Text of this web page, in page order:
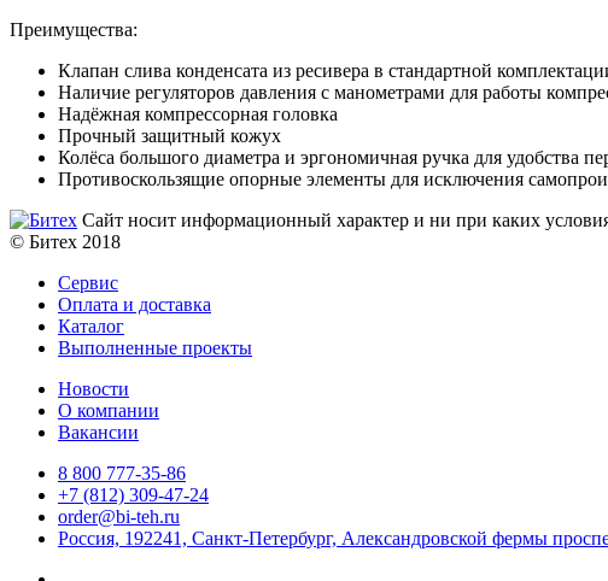
Преимущества:
Клапан слива конденсата из ресивера в стандартной
Наличие регуляторов давления с манометрами для работы
Надёжная компрессорная головка
Прочный защитный кожух
Колёса большого диаметра и эргономичная ручка для удобства
Противоскользящие опорные элементы для исключения
Сайт носит информационный характер и ни при каких
© Битех 2018
Сервис
Оплата и доставка
Каталог
Выполненные проекты
Новости
О компании
Вакансии
8 800 777-35-86
+7 (812) 309-47-24
order@bi-teh.ru
Россия, 192241, Санкт-Петербург, Александровской фермы